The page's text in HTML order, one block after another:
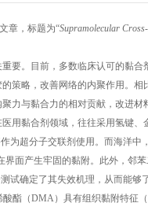
章，标题为“Supramolecular
要。目前，多数临床认可的黏
策略，改善网络的内聚作用。
力与黏合力的相对贡献，改进材
用黏合剂领域，往往采用氢键
为超分子交联剂使用。而海洋
面产生牢固的黏附。此外，邻
试确定了其失效机理，从而能
酯（DMA）具有组织黏附特征